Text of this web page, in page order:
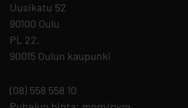
Uusikatu 52
90100 Oulu
PL 22,
90015 Oulun kaupunki
(08) 558 558 10